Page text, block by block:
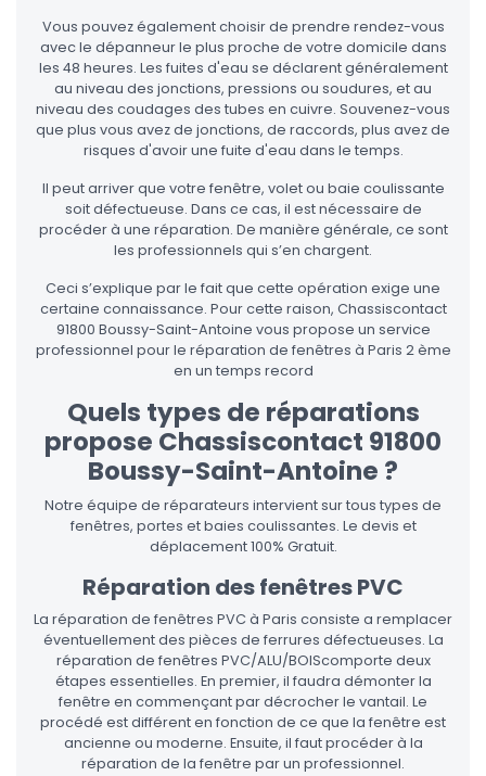
Vous pouvez également choisir de prendre rendez-vous
avec le dépanneur le plus proche de votre domicile dans
les 48 heures. Les fuites d'eau se déclarent généralement
au niveau des jonctions, pressions ou soudures, et au
niveau des coudages des tubes en cuivre. Souvenez-vous
que plus vous avez de jonctions, de raccords, plus avez de
risques d'avoir une fuite d'eau dans le temps.
Il peut arriver que votre fenêtre, volet ou baie coulissante
soit défectueuse. Dans ce cas, il est nécessaire de
procéder à une réparation. De manière générale, ce sont
les professionnels qui s’en chargent.
Ceci s’explique par le fait que cette opération exige une
certaine connaissance. Pour cette raison, Chassiscontact
91800 Boussy-Saint-Antoine vous propose un service
professionnel pour le réparation de fenêtres à Paris 2 ème
en un temps record
Quels types de réparations
propose Chassiscontact 91800
Boussy-Saint-Antoine ?
Notre équipe de réparateurs intervient sur tous types de
fenêtres, portes et baies coulissantes. Le devis et
déplacement 100% Gratuit.
Réparation des fenêtres PVC
La réparation de fenêtres PVC à Paris consiste a remplacer
éventuellement des pièces de ferrures défectueuses. La
réparation de fenêtres PVC/ALU/BOIScomporte deux
étapes essentielles. En premier, il faudra démonter la
fenêtre en commençant par décrocher le vantail. Le
procédé est différent en fonction de ce que la fenêtre est
ancienne ou moderne. Ensuite, il faut procéder à la
réparation de la fenêtre par un professionnel.